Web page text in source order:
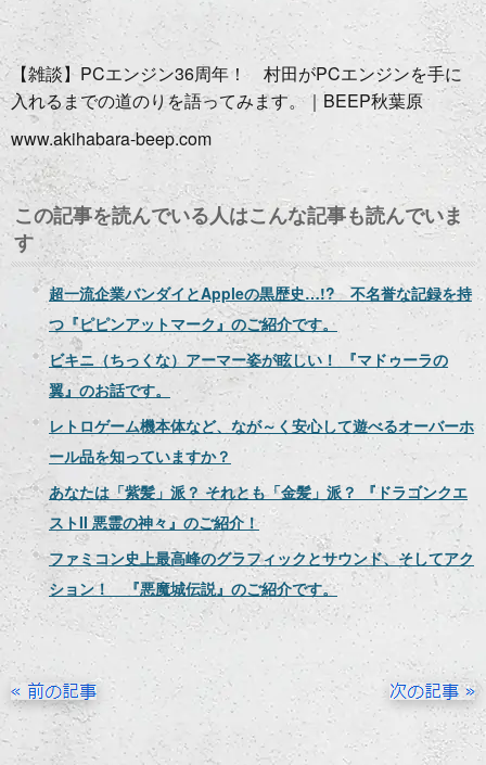
【雑談】PCエンジン36周年！ 村田がPCエンジンを手に
入れるまでの道のりを語ってみます。｜BEEP秋葉原
www.akihabara-beep.com
この記事を読んでいる人はこんな記事も読んでいま
す
超一流企業バンダイとAppleの黒歴史…!? 不名誉な記録を持
つ『ピピンアットマーク』のご紹介です。
ビキニ（ちっくな）アーマー姿が眩しい！ 『マドゥーラの
翼』のお話です。
レトロゲーム機本体など、なが～く安心して遊べるオーバーホ
ール品を知っていますか？
あなたは「紫髪」派？ それとも「金髪」派？ 『ドラゴンクエ
ストII 悪霊の神々』のご紹介！
ファミコン史上最高峰のグラフィックとサウンド、そしてアク
ション！ 『悪魔城伝説』のご紹介です。